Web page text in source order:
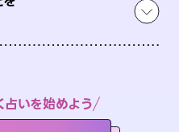
占いを始めよう